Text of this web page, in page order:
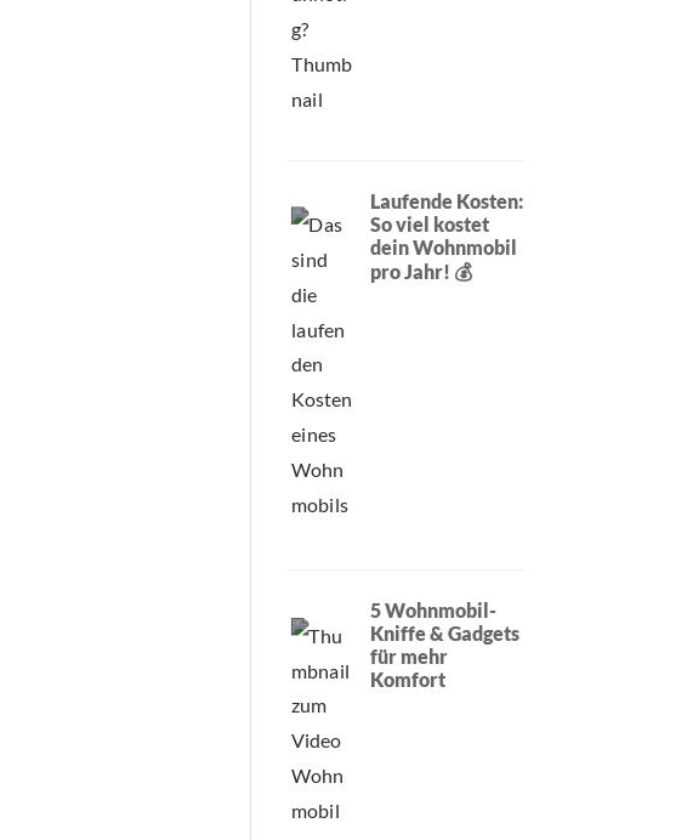
Laufende Kosten:
So viel kostet
dein Wohnmobil
pro Jahr! 💰
5 Wohnmobil-
Kniffe & Gadgets
für mehr
Komfort